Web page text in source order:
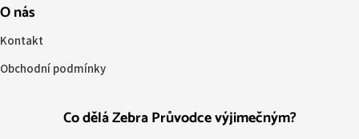
Co dělá Zebra Průvodce výjimečným?
O nás
Kontakt
Obchodní podmínky